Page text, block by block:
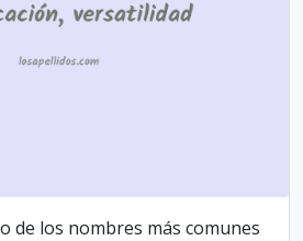
de los nombres más comunes